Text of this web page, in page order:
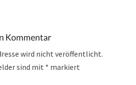
Kommentar
wird nicht veröffentlicht.
sind mit * markiert